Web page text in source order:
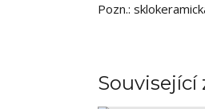
Pozn.:
Související